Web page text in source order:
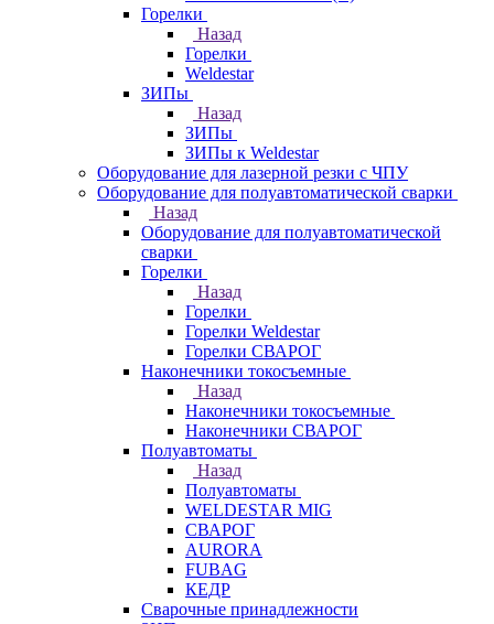
Горелки
Назад
Горелки
Weldestar
ЗИПы
Назад
ЗИПы
ЗИПы к Weldestar
Оборудование для лазерной резки с ЧПУ
Оборудование для полуавтоматической сварки
Назад
Оборудование для полуавтоматической
сварки
Горелки
Назад
Горелки
Горелки Weldestar
Горелки СВАРОГ
Наконечники токосъемные
Назад
Наконечники токосъемные
Наконечники СВАРОГ
Полуавтоматы
Назад
Полуавтоматы
WELDESTAR MIG
СВАРОГ
AURORA
FUBAG
КЕДР
Сварочные принадлежности